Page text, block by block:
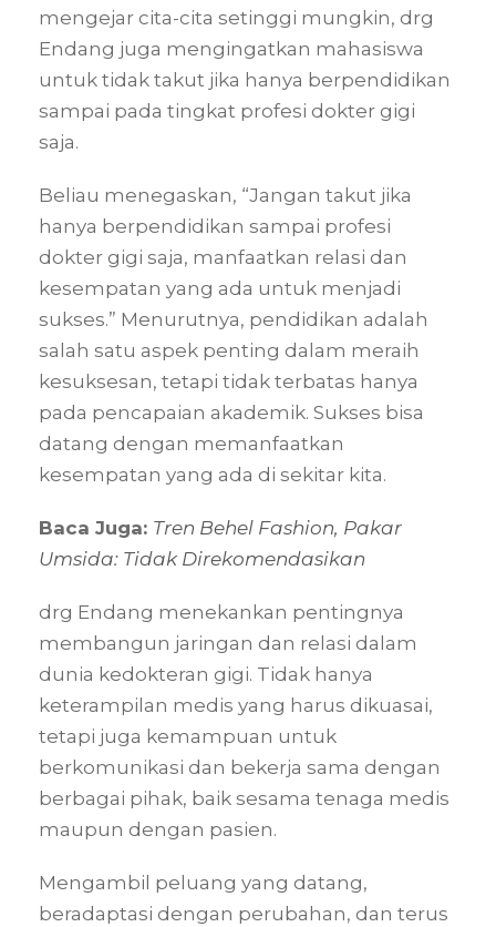
mengejar cita-cita setinggi mungkin, drg
Endang juga mengingatkan mahasiswa
untuk tidak takut jika hanya berpendidikan
sampai pada tingkat profesi dokter gigi
saja.
Beliau menegaskan, “Jangan takut jika
hanya berpendidikan sampai profesi
dokter gigi saja, manfaatkan relasi dan
kesempatan yang ada untuk menjadi
sukses.” Menurutnya, pendidikan adalah
salah satu aspek penting dalam meraih
kesuksesan, tetapi tidak terbatas hanya
pada pencapaian akademik. Sukses bisa
datang dengan memanfaatkan
kesempatan yang ada di sekitar kita.
Baca Juga: Tren Behel Fashion, Pakar
Umsida: Tidak Direkomendasikan
drg Endang menekankan pentingnya
membangun jaringan dan relasi dalam
dunia kedokteran gigi. Tidak hanya
keterampilan medis yang harus dikuasai,
tetapi juga kemampuan untuk
berkomunikasi dan bekerja sama dengan
berbagai pihak, baik sesama tenaga medis
maupun dengan pasien.
Mengambil peluang yang datang,
beradaptasi dengan perubahan, dan terus